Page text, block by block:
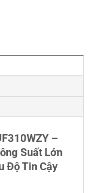
–
Suất Lớn
Độ Tin Cậy